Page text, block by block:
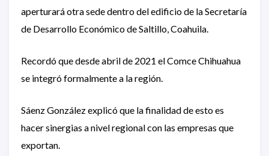
aperturará otra sede dentro del edificio de la Secretaría
de Desarrollo Económico de Saltillo, Coahuila.
Recordó que desde abril de 2021 el Comce Chihuahua
se integró formalmente a la región.
Sáenz González explicó que la finalidad de esto es
hacer sinergias a nivel regional con las empresas que
exportan.